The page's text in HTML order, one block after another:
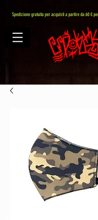
Spedizione gratuita per acquisti a partire da 60 €